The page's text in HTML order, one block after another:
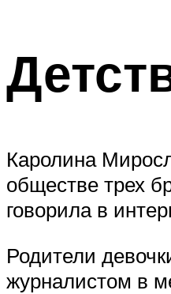
Каролина
обществе трех
говорила в
Родители
журналистом в